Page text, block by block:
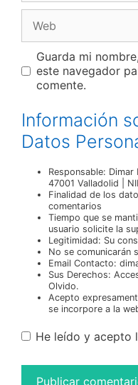
Guarda mi
este navegador
comente.
Información
Datos
Responsable:
47001 Valladolid |
Finalidad de los
comentarios
Tiempo que se
usuario solicite la
Legitimidad: Su
No se comunicarán
Email Contacto:
Sus Derechos:
Olvido.
Acepto
se incorpore a la
He leído y acepto